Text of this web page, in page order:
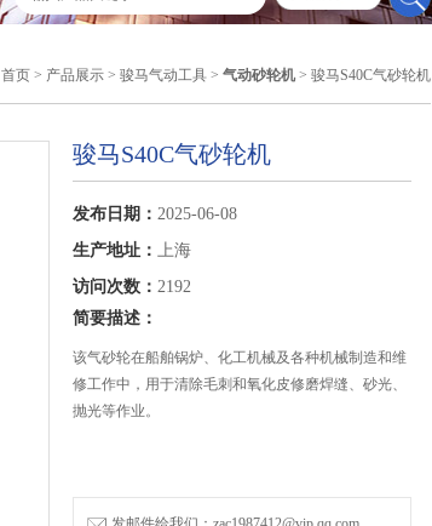
首页 > 产品展示 >骏马气动工具 >气动砂轮机 > 骏马S40C气砂轮机
骏马S40C气砂轮机
发布日期： 2025-06-08
生产地址：
上海
访问次数： 2192
简要描述：
该气砂轮在船舶锅炉、化工机械及各种机械制造和维
修工作中，用于清除毛刺和氧化皮修磨焊缝、砂光、
抛光等作业。